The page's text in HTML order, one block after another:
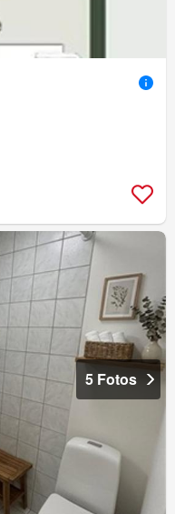
5 Fotos